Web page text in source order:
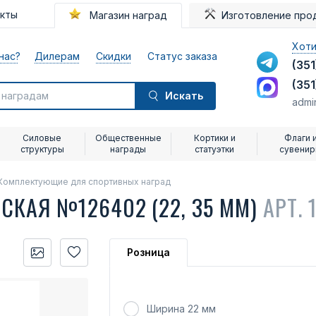
Магазин наград Изготовление
Дилерам Скидки Статус заказа
Искать
Силовые
структуры
Общественные
награды
Кортики и
статуэтки
Флаги
для спортивных наград
№126402 (22, 35 ММ) АРТ.
Розница
Ширина 22 мм